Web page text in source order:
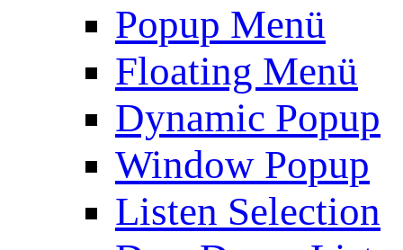
Popup Menü
Floating Menü
Dynamic Popup
Window Popup
Listen Selection